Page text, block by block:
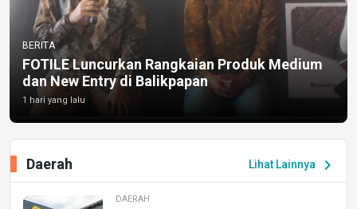
BERITA
FOTILE Luncurkan Rangkaian Produk Medium
dan New Entry di Balikpapan
1 hari yang lalu
Lihat Lainnya chevron_right
Daerah
DAERAH